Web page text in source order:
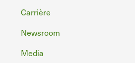
Voettekst
Carrière
Newsroom
Media